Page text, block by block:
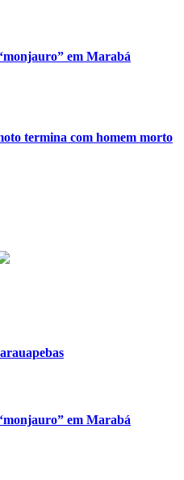
em Marabá
termina com homem morto
em Marabá